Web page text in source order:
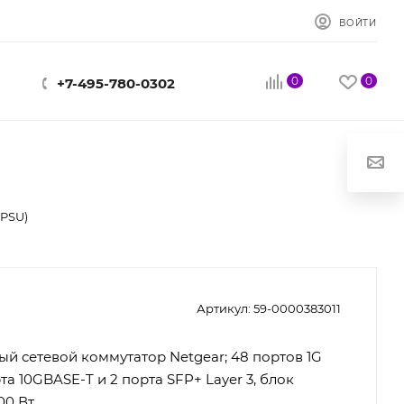
ВОЙТИ
+7-495-780-0302 0 0
Артикул: 59-0000383011
сетевой коммутатор Netgear; 48 портов 1G
10GBASE-T и 2 порта SFP+ Layer 3, блок